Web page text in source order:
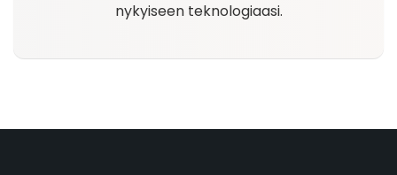
nykyiseen teknologiaasi.